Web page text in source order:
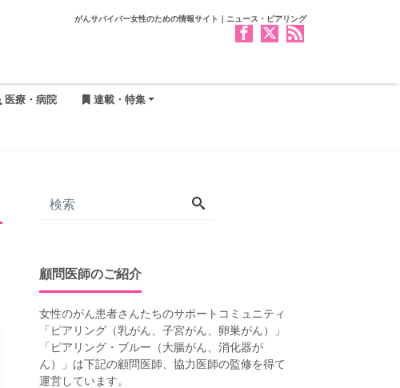
がんサバイバー女性のための情報サイト｜ニュース・ピアリング
医療・病院 連載・特集
顧問医師のご紹介
女性のがん患者さんたちのサポートコミュニティ
「 ピアリング（乳がん、子宮がん、卵巣がん）
」
「 ピアリング・ブルー（大腸がん、消化器が
ん）
」は下記の顧問医師、協力医師の監修を得て
運営しています。